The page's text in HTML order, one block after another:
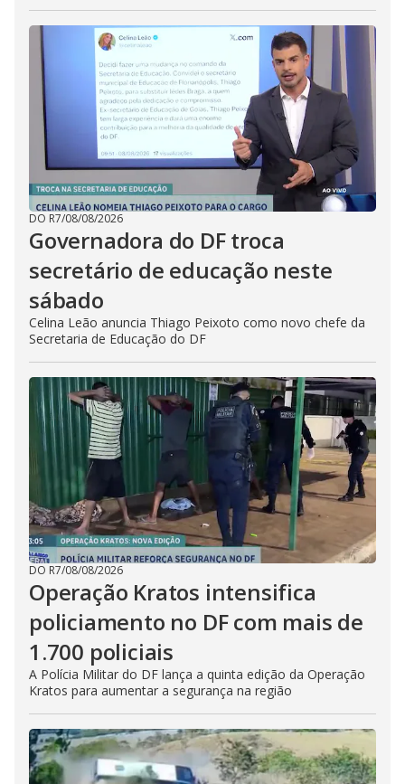
DO R7/08/08/2026
Governadora do DF troca
secretário de educação neste
sábado
Celina Leão anuncia Thiago Peixoto como novo chefe da
Secretaria de Educação do DF
DO R7/08/08/2026
Operação Kratos intensifica
policiamento no DF com mais de
1.700 policiais
A Polícia Militar do DF lança a quinta edição da Operação
Kratos para aumentar a segurança na região